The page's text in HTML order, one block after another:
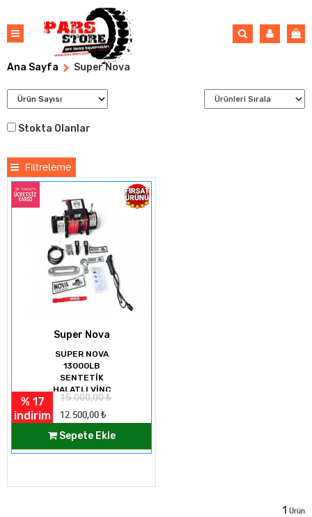
Ana Sayfa Super Nova
Stokta Olanlar
Filtreleme
Super Nova
SUPER NOVA
13000LB
SENTETİK
HALATLI VİNÇ
% 17
indirim
15.000,00₺
12.500,00 ₺
Sepete Ekle
1 Ürün